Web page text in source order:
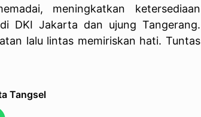
meningkatkan ketersediaan
DKI Jakarta dan ujung Tangerang.
lalu lintas memiriskan hati. Tuntas
Tangsel